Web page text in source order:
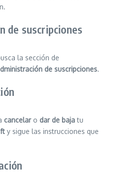
de suscripciones
la sección de
de suscripciones.
cancelaro dar de bajatu
y sigue las instrucciones que